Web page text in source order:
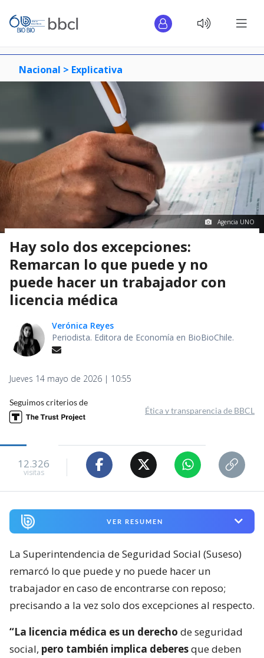
Nacional > Explicativa
Agencia UNO
Hay solo dos excepciones:
Remarcan lo que puede y no
puede hacer un trabajador con
licencia médica
Verónica Reyes
Periodista. Editora de Economía en BioBioChile.
Jueves 14 mayo de 2026 | 10:55
Seguimos criterios de
Ética y transparencia de BBCL
12.326
visitas
VER RESUMEN
La Superintendencia de Seguridad Social (Suseso)
remarcó lo que puede y no puede hacer un
trabajador en caso de encontrarse con reposo;
precisando a la vez solo dos excepciones al respecto.
“La licencia médica es un derecho de seguridad
social, pero también implica deberesque deben